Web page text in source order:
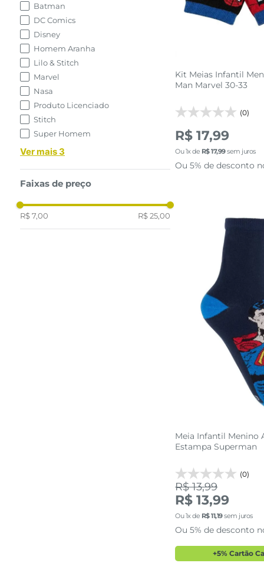
Batman
DC Comics
Disney
Homem Aranha
Lilo & Stitch
Marvel
Nasa
Produto Licenciado
Stitch
Super Homem
Ver mais 3
Faixas de preço
R$ 7,00 R$ 25,00
adicionar a
Kit Meias Infantil
Man Marvel 30-33
(0)
R$ 17,99
Ou1x de R$17,99sem juros
Ou 5% de desconto
30 AO
adicionar a
Meia Infantil Menino
Estampa Superman
(0)
R$ 13,99
R$ 13,99
Ou1x de R$11,19sem juros
Ou 5% de desconto
+5% Cartão